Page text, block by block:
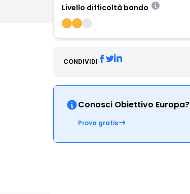
Livello difficoltà bando
CONDIVIDI
Conosci Obiettivo Europa?
Prova gratis